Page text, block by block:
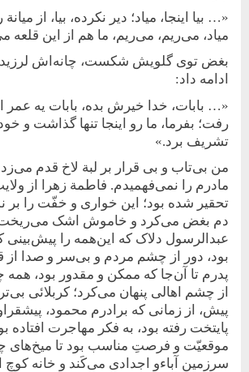
«… بیا اینجا، میاد؛ دیر نکرده، بیا، از
میاد، می‌ریم، می‌ریم، ما هم از این
بغض توی گلویش شکست، چانه‌اش
ادامه داد:
«… بابات، خدا خیرش بده، بابات یه عمر
رفت؛ بفرما، ما رو اینجا تنها گذاشت و
تشریف برد.»
من بی‌تاب و بی قرار بر لبة لاخ قدم
مادرم را نمی‌فهمیدم. فاطمة زهرا از
تحقیر شده بود؛ این خواری و خفّت را بر
دم بغض می‌کرد و خاموش اشک می‌ریخت.
عبدالرسول دلاک که این‌همه را
بود، دور از چشم مردم و بی‌سر و صدا از
پدرم تا آن‌جا که ممکن و مقدور بود، همه
از چشم اهالی پنهان می‌کرد؛ کربلائی
پیش، از زمانی که برادرم محمود،
پایتخت رفته بود، به‌ فکر مهاجرت افتاده
موقعیّت و فرصتِ مناسب بود تا میخ‌های
سرزمین آباء‌و اجدادی می‌کَند و خانه کوچ